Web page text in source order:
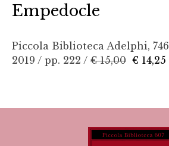
Empedocle
Piccola Biblioteca Adelphi, 746
2019 / pp. 222 / € 15,00 € 14,25